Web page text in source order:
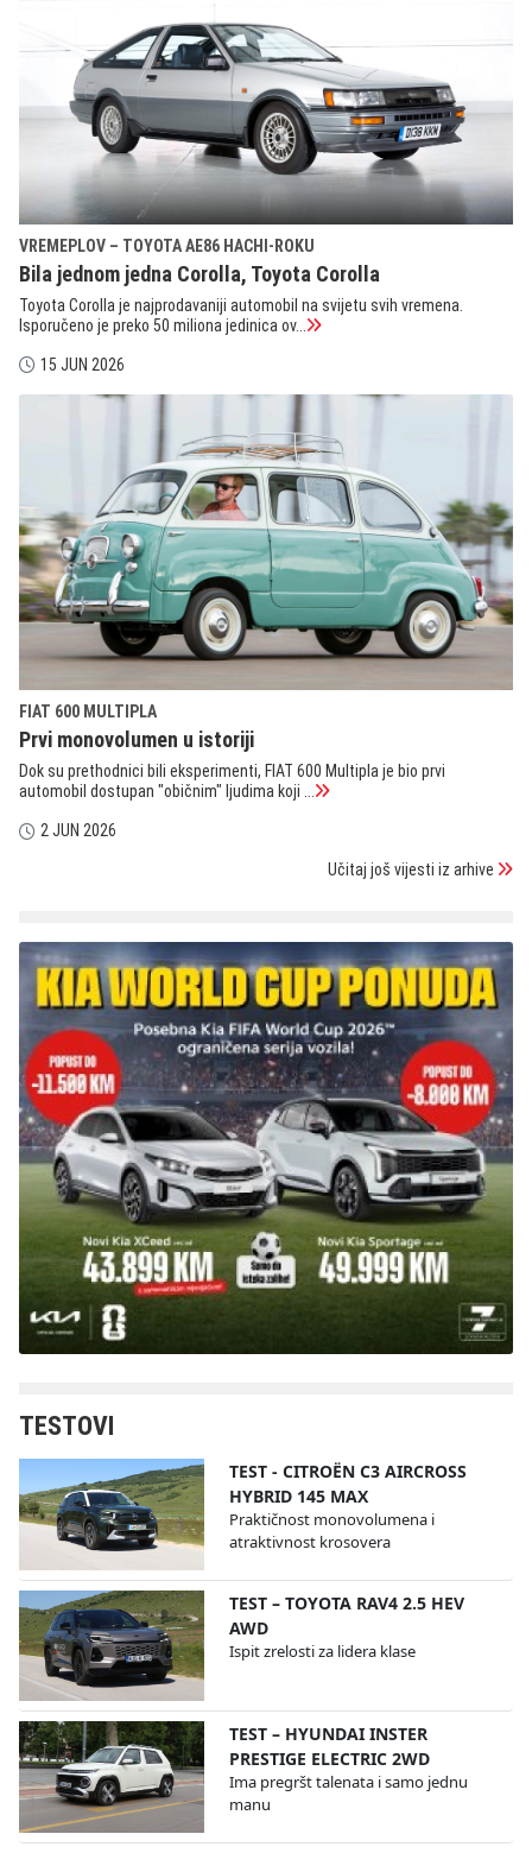
VREMEPLOV – TOYOTA AE86 HACHI-ROKU
Bila jednom jedna Corolla, Toyota Corolla
Toyota Corolla je najprodavaniji automobil na svijetu svih vremena.
Isporučeno je preko 50 miliona jedinica ov...
15 JUN 2026
FIAT 600 MULTIPLA
Prvi monovolumen u istoriji
Dok su prethodnici bili eksperimenti, FIAT 600 Multipla je bio prvi
automobil dostupan "običnim" ljudima koji ...
2 JUN 2026
Učitaj još vijesti iz arhive
TESTOVI
TEST - CITROËN C3 AIRCROSS
HYBRID 145 MAX
Praktičnost monovolumena i
atraktivnost krosovera
TEST – TOYOTA RAV4 2.5 HEV
AWD
Ispit zrelosti za lidera klase
TEST – HYUNDAI INSTER
PRESTIGE ELECTRIC 2WD
Ima pregršt talenata i samo jednu
manu